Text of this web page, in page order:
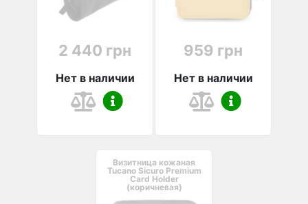
2 440 грн
Нет в наличии
959 грн
Нет в наличии
Визитница кожаная
Tucano Siсuro Premium
Card Holder
(коричневая)